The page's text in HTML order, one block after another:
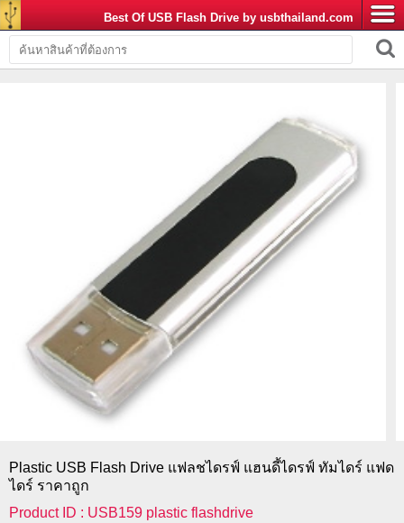
Best Of USB Flash Drive by usbthailand.com
Plastic USB Flash Drive แฟลชไดรฟ์ แฮนดี้ไดรฟ์ ทัมไดร์ แฟด
ไดร์ ราคาถูก
Product ID : USB159 plastic flashdrive